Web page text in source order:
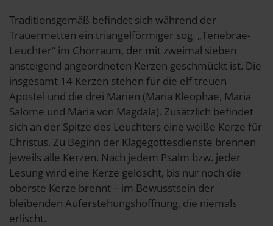
Traditionsgemäß befindet sich während der
Trauermetten ein triangelförmiger sog. „Tenebrae-
Leuchter“ im Chorraum, der mit zweimal sieben
ansteigend angeordneten Kerzen geschmückt ist. Die
insgesamt 14 Kerzen stehen für die elf treuen
Apostel und die drei Marien (Maria Kleophae, Maria
Salome und Maria von Magdala). Zusätzlich befindet
sich an der Spitze des Leuchters eine weiße Kerze für
Christus. Zu Beginn der Klagegottesdienste brennen
jeweils alle Kerzen. Nach jedem Psalm bzw. jeder
Lesung wird eine Kerze gelöscht, bis nur noch die
oberste Kerze brennt – im Bewusstsein der
bleibenden Auferstehungshoffnung, die niemals
erlischt.